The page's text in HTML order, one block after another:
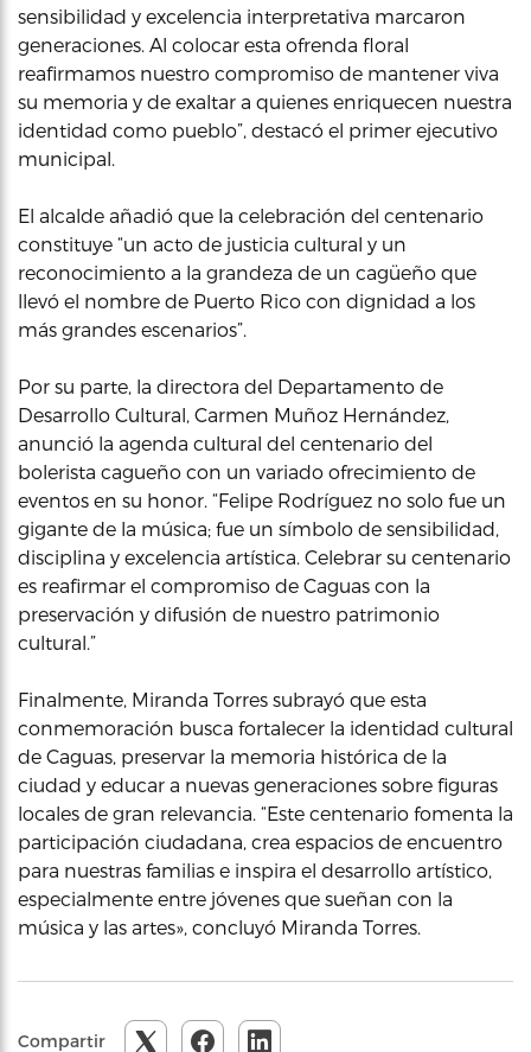
sensibilidad y excelencia interpretativa marcaron
generaciones. Al colocar esta ofrenda floral
reafirmamos nuestro compromiso de mantener viva
su memoria y de exaltar a quienes enriquecen nuestra
identidad como pueblo”, destacó el primer ejecutivo
municipal.
El alcalde añadió que la celebración del centenario
constituye “un acto de justicia cultural y un
reconocimiento a la grandeza de un cagüeño que
llevó el nombre de Puerto Rico con dignidad a los
más grandes escenarios”.
Por su parte, la directora del Departamento de
Desarrollo Cultural, Carmen Muñoz Hernández,
anunció la agenda cultural del centenario del
bolerista cagueño con un variado ofrecimiento de
eventos en su honor. “Felipe Rodríguez no solo fue un
gigante de la música; fue un símbolo de sensibilidad,
disciplina y excelencia artística. Celebrar su centenario
es reafirmar el compromiso de Caguas con la
preservación y difusión de nuestro patrimonio
cultural.”
Finalmente, Miranda Torres subrayó que esta
conmemoración busca fortalecer la identidad cultural
de Caguas, preservar la memoria histórica de la
ciudad y educar a nuevas generaciones sobre figuras
locales de gran relevancia. “Este centenario fomenta la
participación ciudadana, crea espacios de encuentro
para nuestras familias e inspira el desarrollo artístico,
especialmente entre jóvenes que sueñan con la
música y las artes», concluyó Miranda Torres.
Compartir